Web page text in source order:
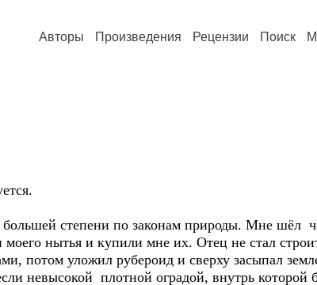
Авторы Произведения Рецензии Поиск
степени по законам природы. Мне шёл
нытья и купили мне их. Отец не стал
потом уложил рубероид и сверху засыпал
невысокой плотной оградой, внутрь которой